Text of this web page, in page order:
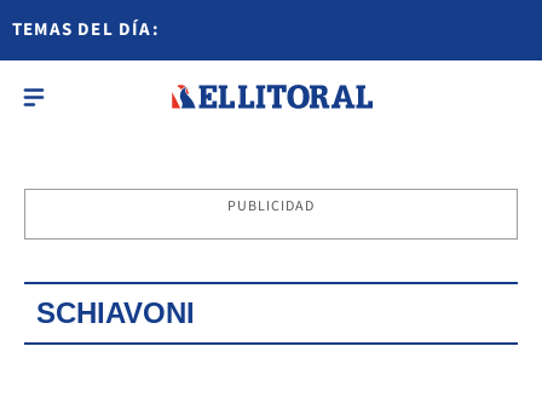
TEMAS DEL DÍA:
PUBLICIDAD
SCHIAVONI